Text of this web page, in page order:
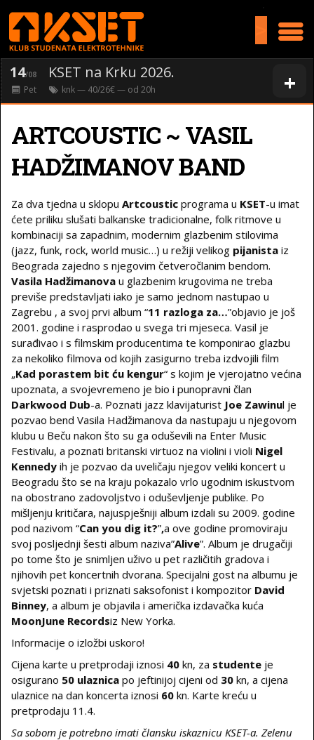
+
14/08 KSET na Krku 2026.
Pet knk— 40/26€ — od 20h
ARTCOUSTIC ~ VASIL
HADŽIMANOV BAND
Za dva tjedna u sklopu Artcoustic programa u KSET-u imat
ćete priliku slušati balkanske tradicionalne, folk ritmove u
kombinaciji sa zapadnim, modernim glazbenim stilovima
(jazz, funk, rock, world music…) u režiji velikog pijanista iz
Beograda zajedno s njegovim četveročlanim bendom.
Vasila Hadžimanova u glazbenim krugovima ne treba
previše predstavljati iako je samo jednom nastupao u
Zagrebu , a svoj prvi album “11 razloga za…”objavio je još
2001. godine i rasprodao u svega tri mjeseca. Vasil je
surađivao i s filmskim producentima te komponirao glazbu
za nekoliko filmova od kojih zasigurno treba izdvojili film
„Kad porastem bit ću kengur“ s kojim je vjerojatno većina
upoznata, a svojevremeno je bio i punopravni član
Darkwood Dub-a. Poznati jazz klavijaturist Joe Zawinul je
pozvao bend Vasila Hadžimanova da nastupaju u njegovom
klubu u Beču nakon što su ga oduševili na Enter Music
Festivalu, a poznati britanski virtuoz na violini i violi Nigel
Kennedy ih je pozvao da uveličaju njegov veliki koncert u
Beogradu što se na kraju pokazalo vrlo ugodnim iskustvom
na obostrano zadovoljstvo i oduševljenje publike. Po
mišljenju kritičara, najuspješniji album izdali su 2009. godine
pod nazivom “Can you dig it?”,a ove godine promoviraju
svoj posljednji šesti album naziva”Alive”. Album je drugačiji
po tome što je snimljen uživo u pet različitih gradova i
njihovih pet koncertnih dvorana. Specijalni gost na albumu je
svjetski poznati i priznati saksofonist i kompozitor David
Binney, a album je objavila i američka izdavačka kuća
MoonJune Recordsiz New Yorka.
Informacije o izložbi uskoro!
Cijena karte u pretprodaji iznosi 40 kn, za studente je
osigurano 50 ulaznica po jeftinijoj cijeni od 30 kn, a cijena
ulaznice na dan koncerta iznosi 60 kn. Karte kreću u
pretprodaju 11.4.
Sa sobom je potrebno imati člansku iskaznicu KSET-a. Zelenu